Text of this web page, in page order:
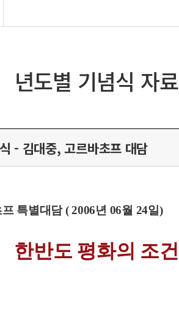
년도별 기념식 자료
- 김대중, 고르바초프 대담
특별대담 ( 2006년 06월 24일)
한반도 평화의 조건